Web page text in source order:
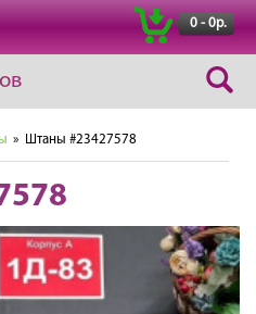
0 - 0р.
» Штаны #23427578